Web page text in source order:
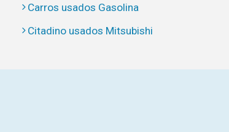
Carros usados Gasolina
Citadino usados Mitsubishi